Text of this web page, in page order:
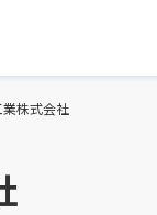
株式会社